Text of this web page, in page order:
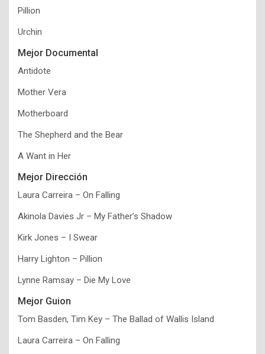
Pillion
Urchin
Mejor Documental
Antidote
Mother Vera
Motherboard
The Shepherd and the Bear
A Want in Her
Mejor Dirección
Laura Carreira – On Falling
Akinola Davies Jr – My Father’s Shadow
Kirk Jones – I Swear
Harry Lighton – Pillion
Lynne Ramsay – Die My Love
Mejor Guion
Tom Basden, Tim Key – The Ballad of Wallis Island
Laura Carreira – On Falling